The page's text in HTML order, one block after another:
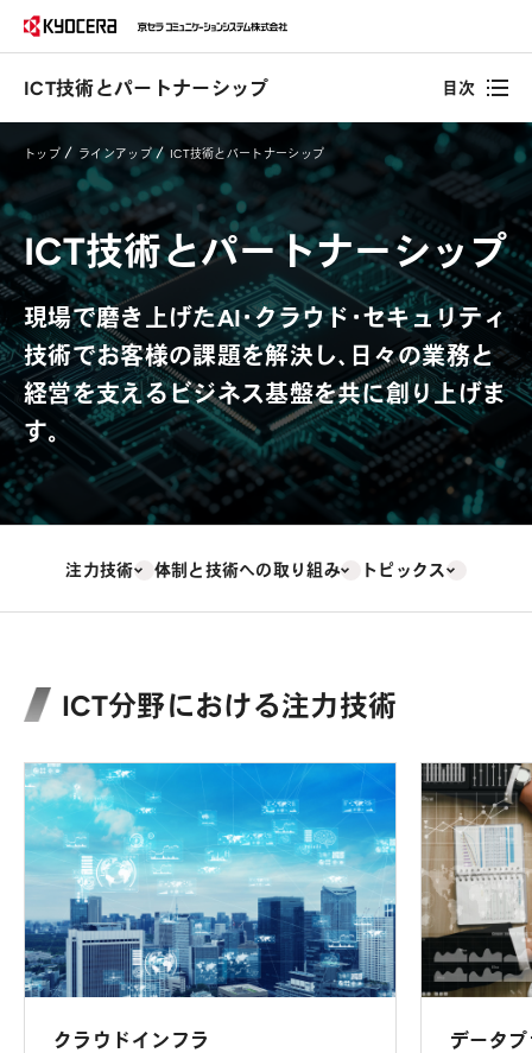
ICT技術とパートナーシップ 目次
トップ ラインアップ ICT技術とパートナーシップ
ICT技術とパートナーシップ
現場で磨き上げたAI・クラウド・セキュリティ
技術でお客様の課題を解決し、日々の業務と
経営を支えるビジネス基盤を共に創り上げま
す。
注力技術 体制と技術への取り組み トピックス
ICT分野における注力技術
クラウドインフラ データ